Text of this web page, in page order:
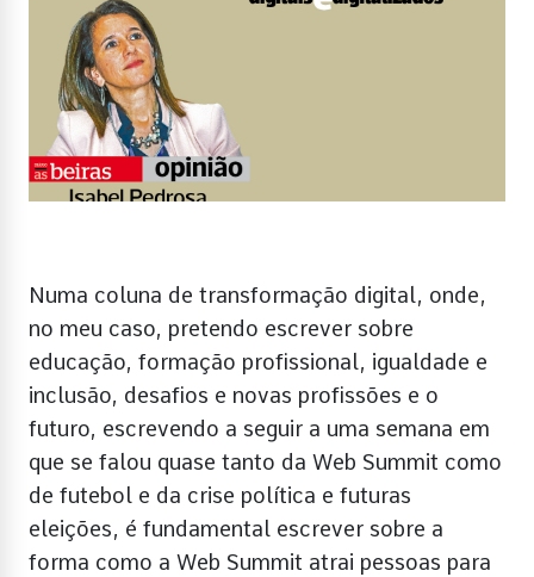
Numa coluna de transformação digital, onde,
no meu caso, pretendo escrever sobre
educação, formação profissional, igualdade e
inclusão, desafios e novas profissões e o
futuro, escrevendo a seguir a uma semana em
que se falou quase tanto da Web Summit como
de futebol e da crise política e futuras
eleições, é fundamental escrever sobre a
forma como a Web Summit atrai pessoas para